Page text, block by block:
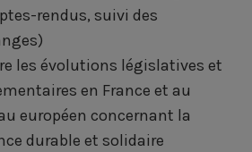
rendus, suivi des
les évolutions législatives et
en France et au
européen concernant la
durable et solidaire